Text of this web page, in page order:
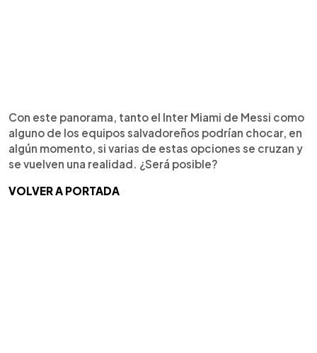
Con este panorama, tanto el Inter Miami de Messi como
alguno de los equipos salvadoreños podrían chocar, en
algún momento, si varias de estas opciones se cruzan y
se vuelven una realidad. ¿Será posible?
VOLVER A PORTADA